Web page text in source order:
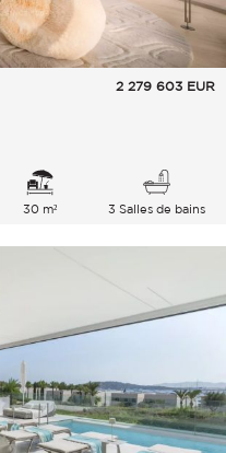
2 279 603 EUR
30 m² 3 Salles de bains